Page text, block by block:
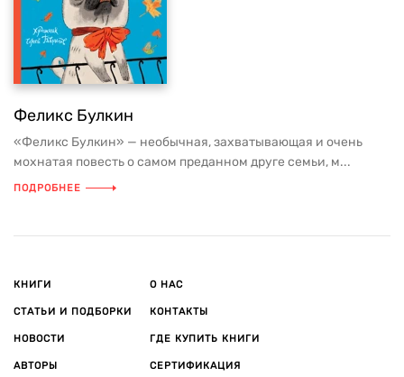
Феликс Булкин
«Феликс Булкин» — необычная, захватывающая и очень
мохнатая повесть о самом преданном друге семьи, м...
ПОДРОБНЕЕ
КНИГИ
СТАТЬИ И ПОДБОРКИ
НОВОСТИ
АВТОРЫ
О НАС
КОНТАКТЫ
ГДЕ КУПИТЬ КНИГИ
СЕРТИФИКАЦИЯ